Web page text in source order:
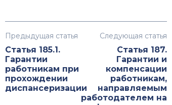
Предыдущая статья
Статья 185.1.
Гарантии
работникам при
прохождении
диспансеризации
Следующая статья
Статья 187.
Гарантии и
компенсации
работникам,
направляемым
работодателем на